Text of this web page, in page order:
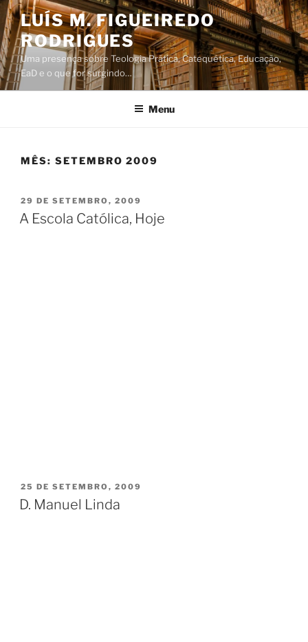
Saltar
para
o
conteúdo
LUÍS M. FIGUEIREDO
RODRIGUES
Uma presença sobre Teologia Prática, Catequética, Educação,
EaD e o que for surgindo…
Menu
MÊS: SETEMBRO 2009
PUBLICADO
EM
29 DE SETEMBRO, 2009
A Escola Católica, Hoje
PUBLICADO
EM
25 DE SETEMBRO, 2009
D. Manuel Linda